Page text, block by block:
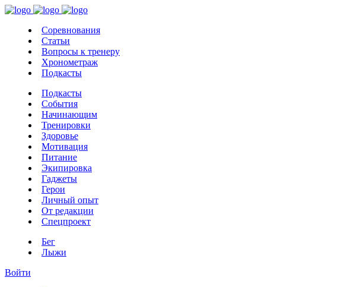
Соревнования
Статьи
Вопросы к тренеру
Хронометраж
Подкасты
Подкасты
События
Начинающим
Тренировки
Здоровье
Мотивация
Питание
Экипировка
Гаджеты
Герои
Личный опыт
От редакции
Спецпроект
Бег
Лыжи
Войти